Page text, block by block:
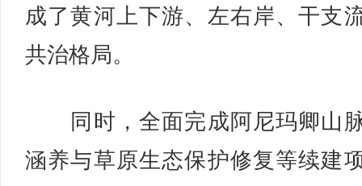
成了黄河上下游、左右岸、干支
共治格局。
同时，全面完成阿尼玛卿山
涵养与草原生态保护修复等续建